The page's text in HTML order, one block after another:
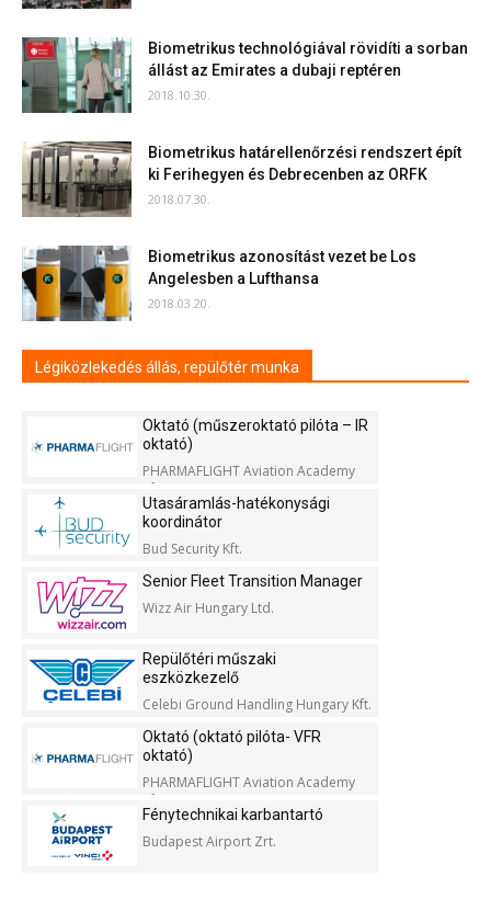
Biometrikus technológiával rövidíti a sorban
állást az Emirates a dubaji reptéren
2018.10.30.
Biometrikus határellenőrzési rendszert épít
ki Ferihegyen és Debrecenben az ORFK
2018.07.30.
Biometrikus azonosítást vezet be Los
Angelesben a Lufthansa
2018.03.20.
Légiközlekedés állás, repülőtér munka
Oktató (műszeroktató pilóta – IR
oktató)
PHARMAFLIGHT Aviation Academy
Kft.
Utasáramlás-hatékonysági
koordinátor
Bud Security Kft.
Senior Fleet Transition Manager
Wizz Air Hungary Ltd.
Repülőtéri műszaki
eszközkezelő
Celebi Ground Handling Hungary Kft.
Oktató (oktató pilóta- VFR
oktató)
PHARMAFLIGHT Aviation Academy
Kft.
Fénytechnikai karbantartó
Budapest Airport Zrt.